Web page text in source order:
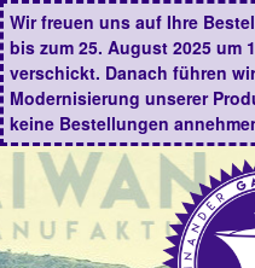
Wir freuen uns auf Ihre
bis zum 25. August 2025 um
verschickt. Danach führen
Modernisierung unserer
keine Bestellungen